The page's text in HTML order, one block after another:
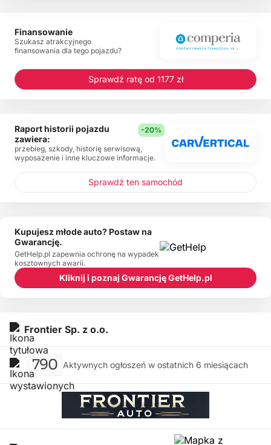
Frontier Sp. z o.o.
790 Aktywnych ogłoszeń w ostatnich 6 miesiącach
Finansowanie
Szukasz atrakcyjnego
finansowania dla tego pojazdu?
Sprawdź ratę od 1177 zł
Raport historii pojazdu
zawiera:
-20%
przebieg, szkody, historię serwisową,
wyposażenie i inne kluczowe informacje.
Sprawdź ten samochód
Kupujesz młode auto? Postaw na
Gwarancję.
GetHelp.pl zapewnia ochronę na wypadek
kosztownych awarii.
Kliknij i poznaj Gwarancję GetHelp.pl